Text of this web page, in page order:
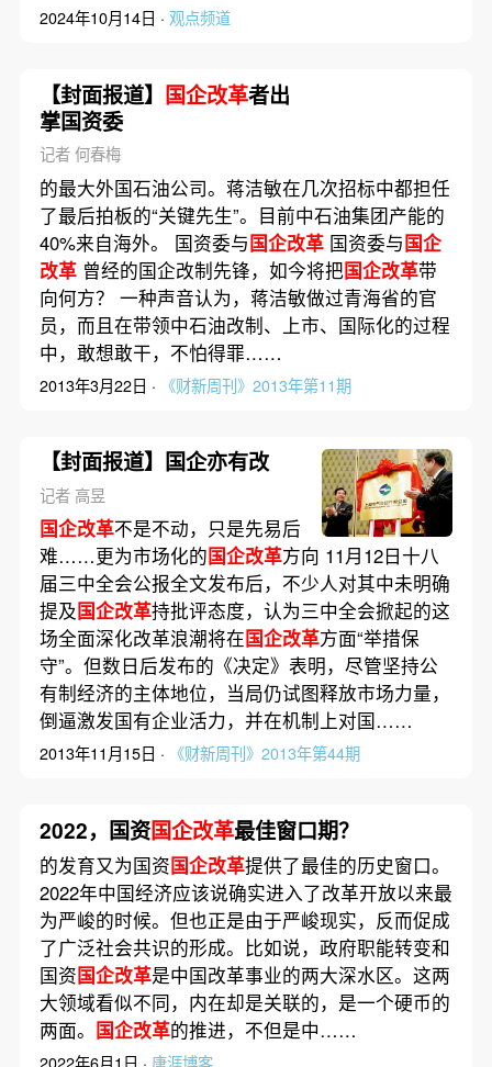
2024年10月14日 · 观点频道
【封面报道】 国企改革者出
掌国资委
记者 何春梅
的最大外国石油公司。蒋洁敏在几次招标中都担任
了最后拍板的“关键先生”。目前中石油集团产能的
40%来自海外。 国资委与国企改革国资委与国企
改革曾经的国企改制先锋，如今将把国企改革带
向何方？ 一种声音认为，蒋洁敏做过青海省的官
员，而且在带领中石油改制、上市、国际化的过程
中，敢想敢干，不怕得罪……
2013年3月22日 · 《财新周刊》2013年第11期
【封面报道】国企亦有改
记者 高昱
国企改革不是不动，只是先易后
难……更为市场化的国企改革方向 11月12日十八
届三中全会公报全文发布后，不少人对其中未明确
提及国企改革持批评态度，认为三中全会掀起的这
场全面深化改革浪潮将在国企改革方面“举措保
守”。但数日后发布的《决定》表明，尽管坚持公
有制经济的主体地位，当局仍试图释放市场力量，
倒逼激发国有企业活力，并在机制上对国……
2013年11月15日 · 《财新周刊》2013年第44期
2022，国资国企改革最佳窗口期？
的发育又为国资国企改革提供了最佳的历史窗口。
2022年中国经济应该说确实进入了改革开放以来最
为严峻的时候。但也正是由于严峻现实，反而促成
了广泛社会共识的形成。比如说，政府职能转变和
国资国企改革是中国改革事业的两大深水区。这两
大领域看似不同，内在却是关联的，是一个硬币的
两面。 国企改革的推进，不但是中……